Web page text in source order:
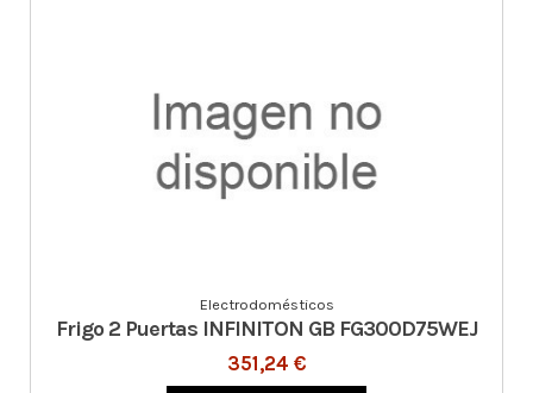
Electrodomésticos
Frigo 2 Puertas INFINITON GB FG300D75WEJ
351,24 €